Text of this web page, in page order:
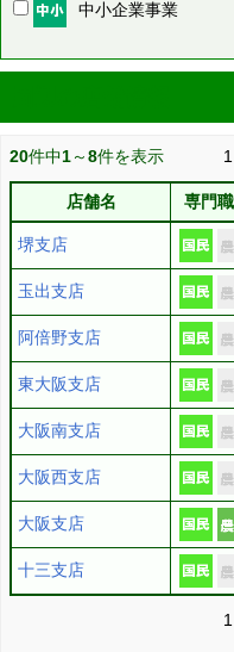
中小企業事業
20件中1～8件を表示 1
店舗名 専門
堺支店
玉出支店
阿倍野支店
東大阪支店
大阪南支店
大阪西支店
大阪支店
十三支店
1